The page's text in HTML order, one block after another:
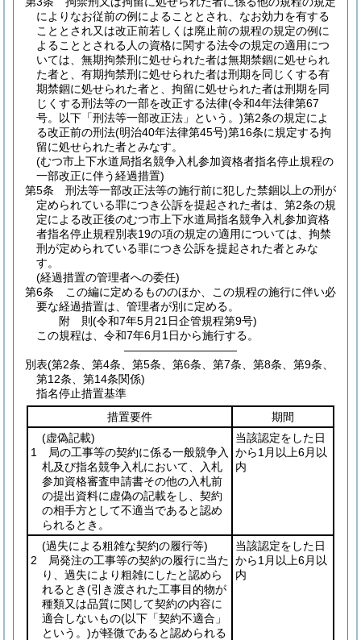
によりなお従前の例によることとされ、なお効力を有する
こととされ又は改正前若しくは廃止前の規程の規定の例に
よることとされる人の資格に関する法令の規定の適用につ
いては、無期拘禁刑に処せられた者は無期禁錮に処せられ
た者と、有期拘禁刑に処せられた者は刑期を同じくする有
期禁錮に処せられた者と、拘留に処せられた者は刑期を同
じくする刑法等の一部を改正する法律(令和4年法律第67
号。以下「刑法等一部改正法」という。)第2条の規定によ
る改正前の刑法(明治40年法律第45号)第16条に規定する拘
留に処せられた者とみなす。
(むつ市上下水道局指名競争入札参加資格者指名停止規程の
一部改正に伴う経過措置)
第5条
刑法等一部改正法等の施行前に犯した禁錮以上の刑が
定められている罪につき公訴を提起された者は、第2条の規
定による改正後のむつ市上下水道局指名競争入札参加資格
者指名停止規程別表19の項の規定の適用については、拘禁
刑が定められている罪につき公訴を提起された者とみな
す。
(経過措置の管理者への委任)
第6条
この編に定めるもののほか、この規程の施行に伴い必
要な経過措置は、管理者が別に定める。
附 則(令和7年5月21日企管規程第9号)
この規程は、令和7年6月1日から施行する。
――――――――――
別表(第2条、第4条、第5条、第6条、第7条、第8条、第9条、
第12条、第14条関係)
指名停止措置基準
措置要件
期間
(虚偽記載)
1 局の工事等の契約に係る一般競争入
札及び指名競争入札において、入札
参加資格審査申請書その他の入札前
の提出資料に虚偽の記載をし、契約
の相手方として不適当であると認め
られるとき。
当該認定をした日
から1月以上6月以
内
(過失による粗雑な契約の履行等)
2 局発注の工事等の契約の履行に当た
り、過失により粗雑にしたと認めら
れるとき(引き渡された工事目的物が
種類又は品質に関して契約の内容に
適合しないもの(以下「契約不適合」
という。)が軽微であると認められる
当該認定をした日
から1月以上6月以
内